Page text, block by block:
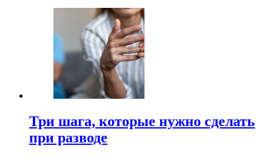
Три шага, которые нужно сделать
при разводе